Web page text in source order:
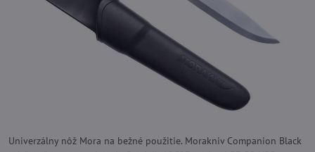
Univerzálny nôž Mora na bežné použitie. Morakniv Companion Black